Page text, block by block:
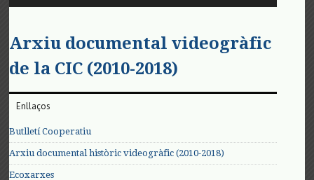
Arxiu documental videogràfic
de la CIC (2010-2018)
Enllaços
Butlletí Cooperatiu
Arxiu documental històric videogràfic (2010-2018)
Ecoxarxes